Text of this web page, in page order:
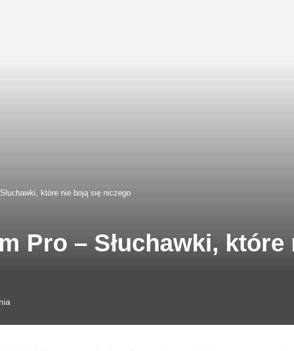
które nie boją się niczego
Pro – Słuchawki,